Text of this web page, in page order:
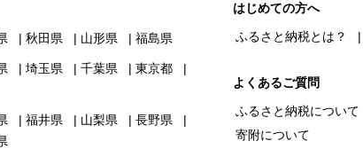
秋田県 山形県 福島県
埼玉県 千葉県
東京都
福井県 山梨県
長野県
はじめての方へ
ふるさと納税とは？
よくあるご質問
ふるさと納税について
寄附について